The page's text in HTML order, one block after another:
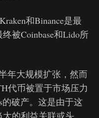
Kraken和Binance是最
被Coinbase和Lido所
年大规模扩张，然而
代币被置于市场压力
的破产。这是由于这
的利益关联或头